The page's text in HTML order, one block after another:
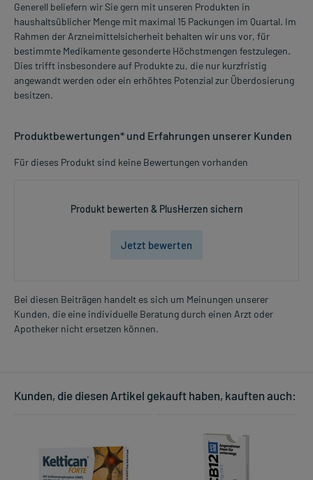
Generell beliefern wir Sie gern mit unseren Produkten in
haushaltsüblicher Menge mit maximal 15 Packungen im Quartal. Im
Rahmen der Arzneimittelsicherheit behalten wir uns vor, für
bestimmte Medikamente gesonderte Höchstmengen festzulegen.
Dies trifft insbesondere auf Produkte zu, die nur kurzfristig
angewandt werden oder ein erhöhtes Potenzial zur Überdosierung
besitzen.
Produktbewertungen* und Erfahrungen unserer Kunden
Für dieses Produkt sind keine Bewertungen vorhanden
Produkt bewerten & PlusHerzen sichern
Jetzt bewerten
Bei diesen Beiträgen handelt es sich um Meinungen unserer
Kunden, die eine individuelle Beratung durch einen Arzt oder
Apotheker nicht ersetzen können.
Kunden, die diesen Artikel gekauft haben, kauften auch: